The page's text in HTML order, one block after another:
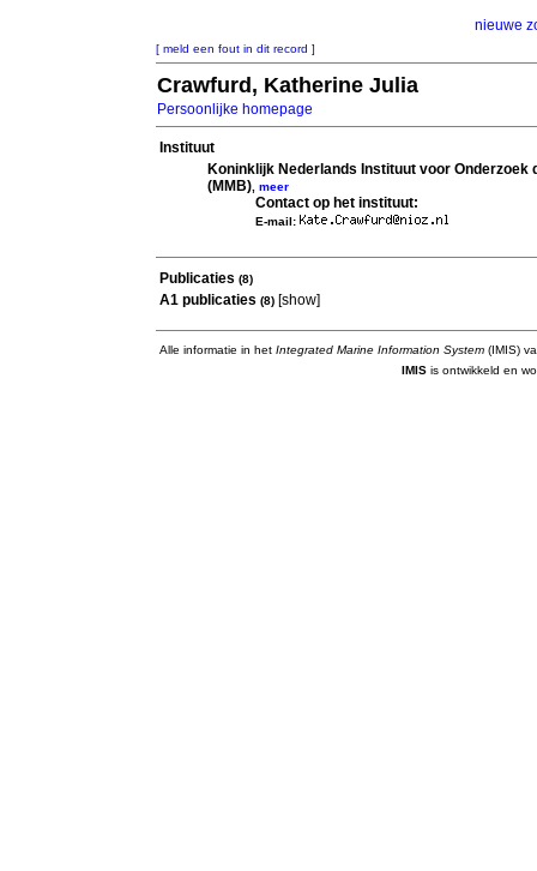
nieuwe
[ meld een fout in dit record ]
Crawfurd, Katherine Julia
Persoonlijke homepage
Instituut
Koninklijk Nederlands Instituut voor
(MMB) meer
Contact op het instituut:
E-mail:
Publicaties (8)
A1 publicaties (8) [show]
Alle informatie in het Integrated Marine Information System (IMIS)
IMIS is ontwikkeld en